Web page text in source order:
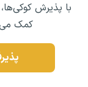
با پذیرش
کمک
رشته